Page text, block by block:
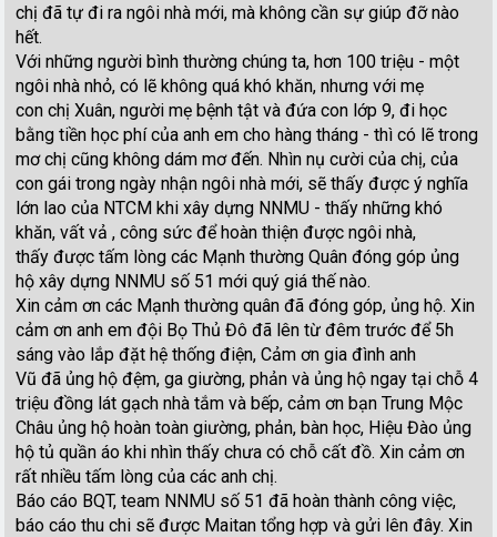
chị đã tự đi ra ngôi nhà mới, mà không cần sự giúp đỡ nào
hết.
Với những người bình thường chúng ta, hơn 100 triệu - một
ngôi nhà nhỏ, có lẽ không quá khó khăn, nhưng với mẹ
con chị Xuân, người mẹ bệnh tật và đứa con lớp 9, đi học
bằng tiền học phí của anh em cho hàng tháng - thì có lẽ trong
mơ chị cũng không dám mơ đến. Nhìn nụ cười của chị, của
con gái trong ngày nhận ngôi nhà mới, sẽ thấy được ý nghĩa
lớn lao của NTCM khi xây dựng NNMU - thấy những khó
khăn, vất vả , công sức để hoàn thiện được ngôi nhà,
thấy được tấm lòng các Mạnh thường Quân đóng góp ủng
hộ xây dựng NNMU số 51 mới quý giá thế nào.
Xin cảm ơn các Mạnh thường quân đã đóng góp, ủng hộ. Xin
cảm ơn anh em đội Bọ Thủ Đô đã lên từ đêm trước để 5h
sáng vào lắp đặt hệ thống điện, Cảm ơn gia đình anh
Vũ đã ủng hộ đệm, ga giường, phản và ủng hộ ngay tại chỗ 4
triệu đồng lát gạch nhà tắm và bếp, cảm ơn bạn Trung Mộc
Châu ủng hộ hoàn toàn giường, phản, bàn học, Hiệu Đào ủng
hộ tủ quần áo khi nhìn thấy chưa có chỗ cất đồ. Xin cảm ơn
rất nhiều tấm lòng của các anh chị.
Báo cáo BQT, team NNMU số 51 đã hoàn thành công việc,
báo cáo thu chi sẽ được Maitan tổng hợp và gửi lên đây. Xin